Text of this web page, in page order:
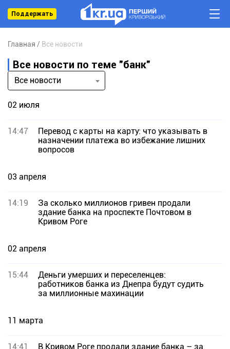
Поддержать
Главная Все новости
Все новости по теме "банк"
Все новости
02 июля
14:47
Перевод с карты на карту: что указывать в
назначении платежа во избежание лишних
вопросов
03 апреля
14:19
За сколько миллионов гривен продали
здание банка на проспекте Почтовом в
Кривом Роге
02 апреля
15:44
Деньги умерших и переселенцев:
работников банка из Днепра будут судить
за миллионные махинации
11 марта
14:41
В Кривом Роге продали здание банка – за